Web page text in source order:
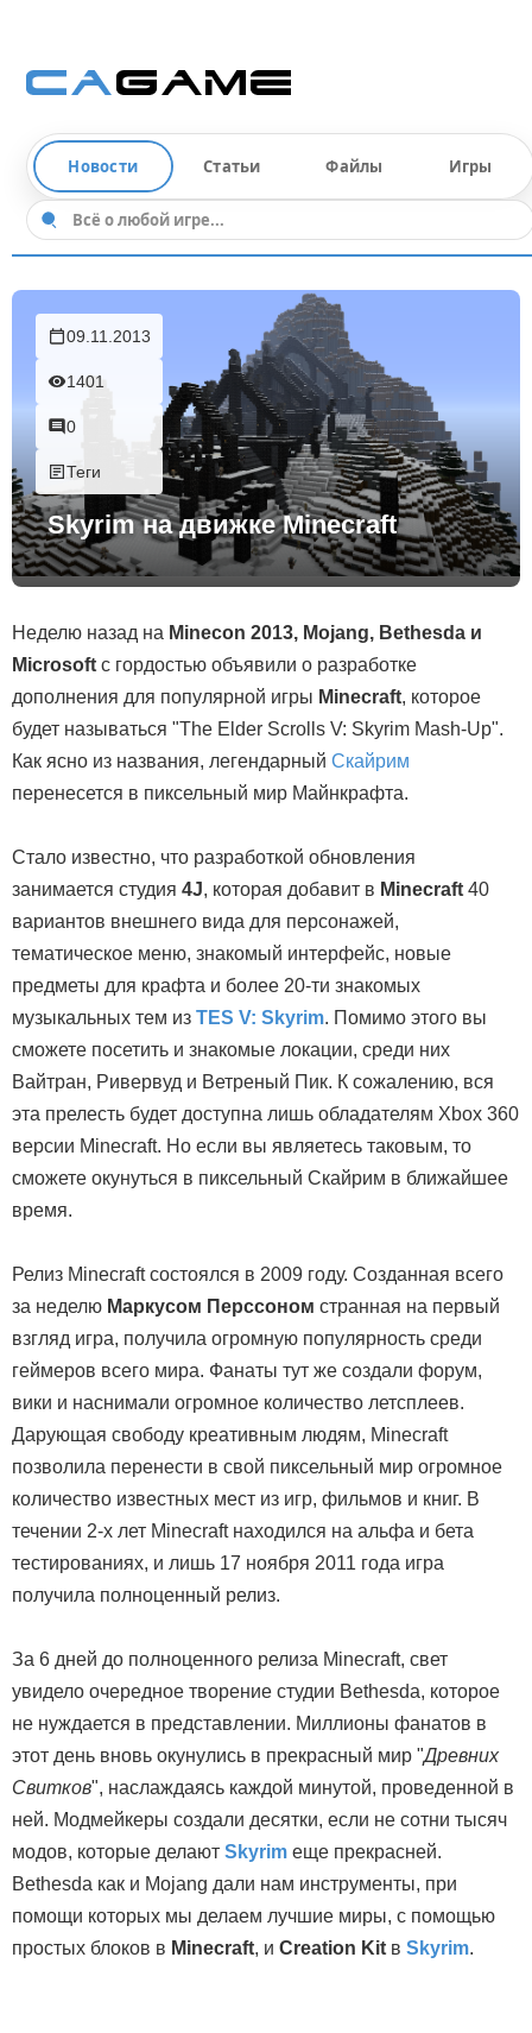
Новости Статьи Файлы Игры
09.11.2013
1401
0
Теги
Skyrim на движке Minecraft
Неделю назад на Minecon 2013, Mojang, Bethesda и
Microsoft с гордостью объявили о разработке
дополнения для популярной игры Minecraft, которое
будет называться "The Elder Scrolls V: Skyrim Mash-Up".
Как ясно из названия, легендарный Скайрим
перенесется в пиксельный мир Майнкрафта.
Стало известно, что разработкой обновления
занимается студия 4J, которая добавит в Minecraft 40
вариантов внешнего вида для персонажей,
тематическое меню, знакомый интерфейс, новые
предметы для крафта и более 20-ти знакомых
музыкальных тем из TES V: Skyrim. Помимо этого вы
сможете посетить и знакомые локации, среди них
Вайтран, Ривервуд и Ветреный Пик. К сожалению, вся
эта прелесть будет доступна лишь обладателям Xbox 360
версии Minecraft. Но если вы являетесь таковым, то
сможете окунуться в пиксельный Скайрим в ближайшее
время.
Релиз Minecraft состоялся в 2009 году. Созданная всего
за неделю Маркусом Перссоном странная на первый
взгляд игра, получила огромную популярность среди
геймеров всего мира. Фанаты тут же создали форум,
вики и наснимали огромное количество летсплеев.
Дарующая свободу креативным людям, Minecraft
позволила перенести в свой пиксельный мир огромное
количество известных мест из игр, фильмов и книг. В
течении 2-х лет Minecraft находился на альфа и бета
тестированиях, и лишь 17 ноября 2011 года игра
получила полноценный релиз.
За 6 дней до полноценного релиза Minecraft, свет
увидело очередное творение студии Bethesda, которое
не нуждается в представлении. Миллионы фанатов в
этот день вновь окунулись в прекрасный мир "Древних
Свитков", наслаждаясь каждой минутой, проведенной в
ней. Модмейкеры создали десятки, если не сотни тысяч
модов, которые делают Skyrim еще прекрасней.
Bethesda как и Mojang дали нам инструменты, при
помощи которых мы делаем лучшие миры, с помощью
простых блоков в Minecraft, и Creation Kit в Skyrim.